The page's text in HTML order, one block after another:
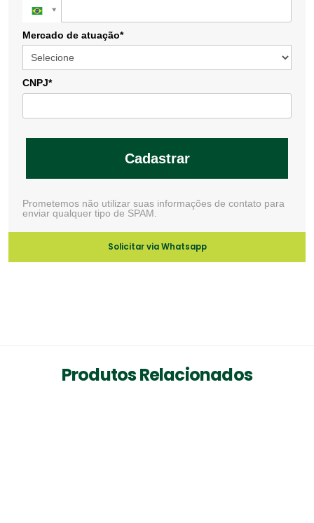
Mercado de atuação*
CNPJ*
Cadastrar
Prometemos não utilizar suas informações de contato para
enviar qualquer tipo de SPAM.
Solicitar via Whatsapp
Produtos Relacionados